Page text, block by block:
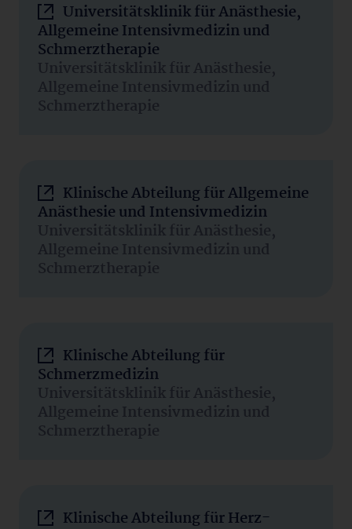
Universitätsklinik für Anästhesie,
Allgemeine Intensivmedizin und
Schmerztherapie
Universitätsklinik für Anästhesie,
Allgemeine Intensivmedizin und
Schmerztherapie
Klinische Abteilung für Allgemeine
Anästhesie und Intensivmedizin
Universitätsklinik für Anästhesie,
Allgemeine Intensivmedizin und
Schmerztherapie
Klinische Abteilung für
Schmerzmedizin
Universitätsklinik für Anästhesie,
Allgemeine Intensivmedizin und
Schmerztherapie
Klinische Abteilung für Herz-